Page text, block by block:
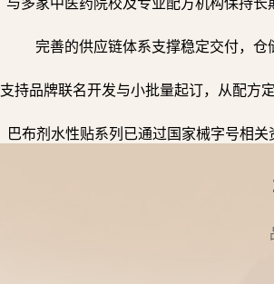
完善的供应链体系支撑稳定交付，仓
支持品牌联名开发与小批量起订，从配方
巴布剂水性贴系列已通过国家械字号相